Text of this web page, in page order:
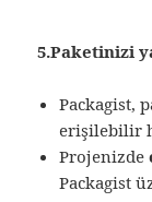
5.Paketinizi
Packagist,
erişilebilir
Projenizde
Packagist